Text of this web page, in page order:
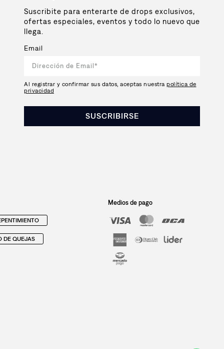
Suscribite para enterarte de drops exclusivos,
ofertas especiales, eventos y todo lo nuevo que
llega.
Email
Al registrar y confirmar sus datos, aceptas nuestra política de
privacidad
SUSCRIBIRSE
DE QUEJAS
Medios de pago